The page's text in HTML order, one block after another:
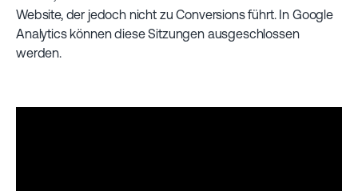
Website, der jedoch nicht zu Conversions führt. In Google
Analytics können diese Sitzungen ausgeschlossen
werden.